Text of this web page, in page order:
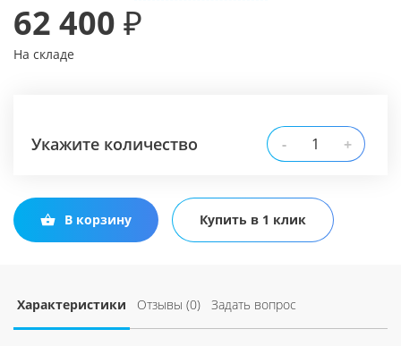
62 400 ₽
На складе
Укажите количество - +
В корзину Купить в 1 клик
Характеристики Отзывы (0) Задать вопрос